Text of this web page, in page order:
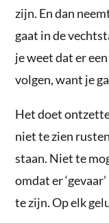
zijn. En dan
gaat in de
je weet dat er
volgen, want je
Het doet
niet te zien
staan. Niet te
omdat er
te zijn. Op elk